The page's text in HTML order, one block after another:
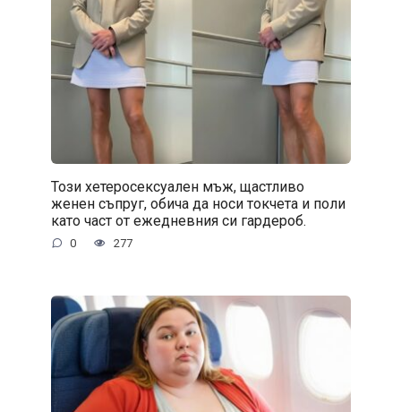
Този хетеросексуален мъж, щастливо
женен съпруг, обича да носи токчета и поли
като част от ежедневния си гардероб.
0 277